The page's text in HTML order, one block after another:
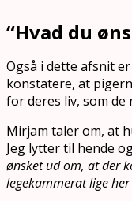
“Hvad du
Også i dette afsnit
konstatere, at
for deres liv, som
Mirjam taler om, at
Jeg lytter til hende
ønsket ud om, at der
legekammerat lige